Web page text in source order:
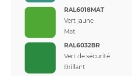
RAL6018MAT
Vert jaune
Mat
RAL6032BR
Vert de sécurité
Brillant